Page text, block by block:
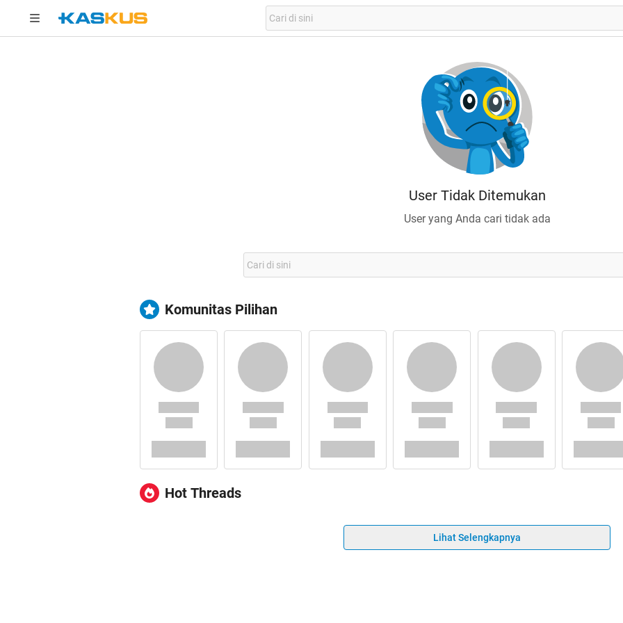
User Tidak Ditemukan
User yang Anda cari tidak ada
Komunitas Pilihan
Hot Threads
Lihat Selengkapnya